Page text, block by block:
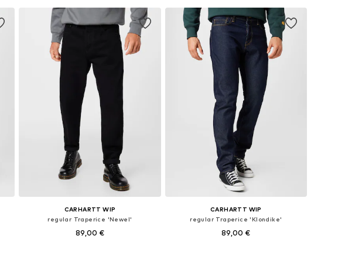
CARHARTT WIP
regular Traperice 'Newel'
89,00 €
CARHARTT WIP
regular Traperice 'Klondike'
89,00 €